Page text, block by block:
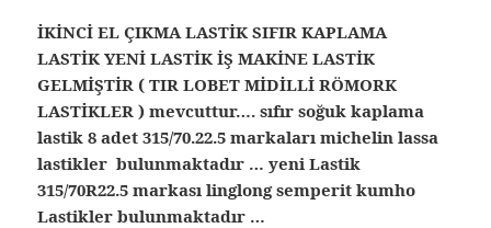
İKİNCİ EL ÇIKMA LASTİK SIFIR KAPLAMA
LASTİK YENİ LASTİK İŞ MAKİNE LASTİK
GELMİŞTİR ( TIR LOBET MİDİLLİ RÖMORK
LASTİKLER ) mevcuttur…. sıfır soğuk kaplama
lastik 8 adet 315/70.22.5 markaları michelin lassa
lastikler bulunmaktadır … yeni Lastik
315/70R22.5 markası linglong semperit kumho
Lastikler bulunmaktadır …